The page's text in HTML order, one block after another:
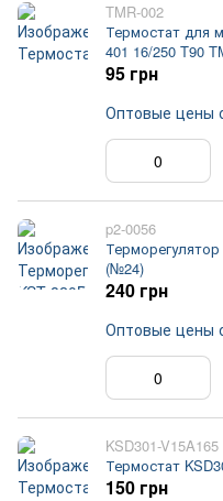
TMR-002
Термостат для
401 16/250 T90
95 грн
Оптовые цены
p2-0056
(№24)
240 грн
Оптовые цены
KSD301-V15A165
Термостат
150 грн